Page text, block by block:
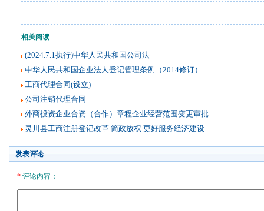
相关阅读
(2024.7.1执行)中华人民共和国公司法
中华人民共和国企业法人登记管理条例（2014修订）
工商代理合同(设立)
公司注销代理合同
外商投资企业合资（合作）章程企业经营范围变更审批
灵川县工商注册登记改革 简政放权 更好服务经济建设
发表评论
*评论内容：